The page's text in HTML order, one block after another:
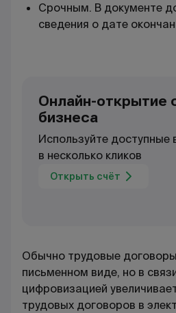
Срочным. В документе
сведения о дате
Онлайн-открытие
бизнеса
Используйте доступные
в несколько кликов
Открыть счёт
Обычно трудовые
письменном виде, но в
цифровизацией
трудовых договоров в